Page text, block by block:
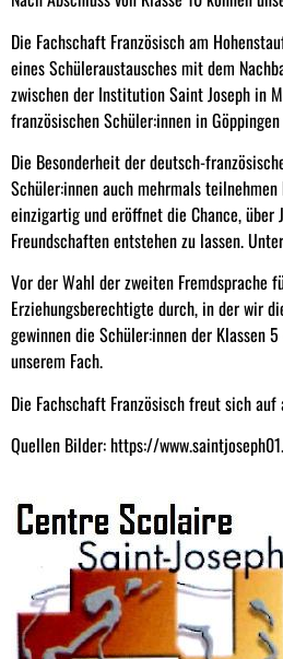
Die Fachschaft Französisch am
eines Schüleraustausches mit dem
zwischen der Institution Saint Joseph in
französischen Schüler:innen in
Die Besonderheit der deutsch-
Schüler:innen auch mehrmals
einzigartig und eröffnet die Chance, über
Freundschaften entstehen zu lassen.
Vor der Wahl der zweiten Fremdsprache
Erziehungsberechtigte durch, in der wir
gewinnen die Schüler:innen der Klassen
unserem Fach.
Die Fachschaft Französisch freut sich
Quellen Bilder: https://